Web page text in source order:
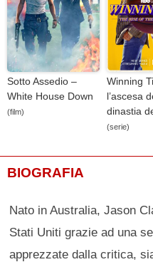
Sotto Assedio –
White House Down
(film)
Winning
l’ascesa
dinastia
(serie)
BIOGRAFIA
Nato in Australia, Jason
Stati Uniti grazie ad una
apprezzate dalla critica,